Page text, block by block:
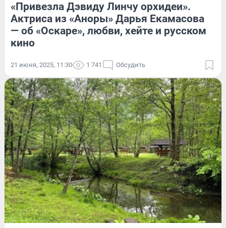
«Привезла Дэвиду Линчу орхидеи».
Актриса из «Аноры» Дарья Екамасова
— об «Оскаре», любви, хейте и русском
кино
21 июня, 2025, 11:30 1 741 Обсудить